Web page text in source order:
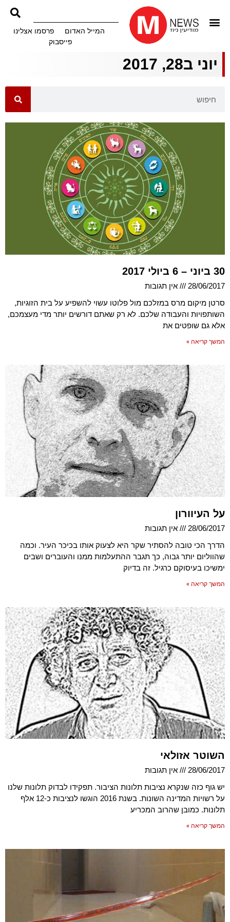
המייל האדום
פרסמו אצלינו
פייסבוק
יוני ב28, 2017
30 ביוני – 6 ביולי 2017
28/06/2017
אין תגובות
סרטן מיקום מרס במזלכם מול פלוטו עשוי להשפיע על בית הזוגיות,
השותפויות והעבודה שלכם. לא רק שאתם דורשים יותר מדי מעצמכם,
אלא גם שופטים את
המשך קריאה »
על העיוורון
28/06/2017
אין תגובות
הדרך הכי טובה להסתיר שקר היא לצעוק אותו בכיכר העיר. וכמה
שהווליום יותר גבוה, כך תגבר ההתעלמות ממנו והעוברים ושבים
ימשיכו בעיסוקם כרגיל. זה בדיוק
המשך קריאה »
השוטר אזולאי
28/06/2017
אין תגובות
יש גוף כזה שנקרא נציבות תלונות הציבור. תפקידו לבדוק תלונות שלנו
על רשויות המדינה השונות. בשנת 2016 הוגשו לנציבות כ-12 אלף
תלונות. כמובן שהרוב המכריע
המשך קריאה »